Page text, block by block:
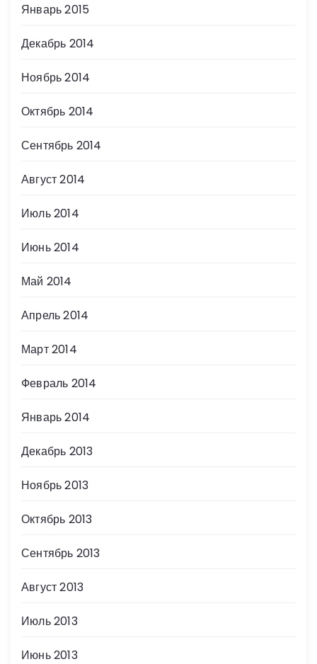
Январь 2015
Декабрь 2014
Ноябрь 2014
Октябрь 2014
Сентябрь 2014
Август 2014
Июль 2014
Июнь 2014
Май 2014
Апрель 2014
Март 2014
Февраль 2014
Январь 2014
Декабрь 2013
Ноябрь 2013
Октябрь 2013
Сентябрь 2013
Август 2013
Июль 2013
Июнь 2013